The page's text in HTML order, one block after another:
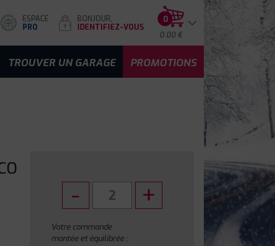
ESPACE
PRO
BONJOUR,
IDENTIFIEZ-VOUS
0
0.00 €
TROUVER UN GARAGE PROMOTIONS
Votre commande
montée et équilibrée :